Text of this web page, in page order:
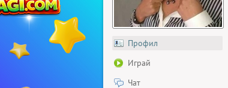
Профил
Играй
Чат